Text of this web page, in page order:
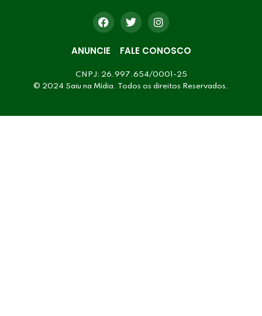
ANUNCIE FALE CONOSCO
CNPJ: 26.997.654/0001-25
© 2024 Saiu na Mídia. Todos os direitos Reservados.